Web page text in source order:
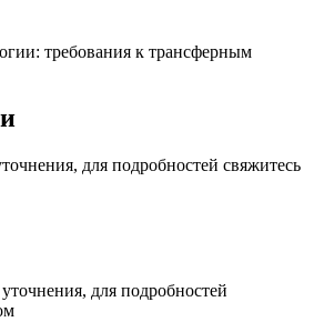
требования к трансферным
для подробностей свяжитесь
для подробностей